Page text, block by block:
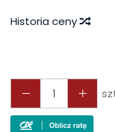
Historia ceny